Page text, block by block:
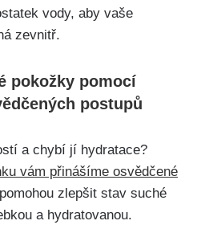
vody, aby vaše
zevnitř.
pokožky pomocí
postupů
a chybí jí hydratace?⁢
vám⁤ přinášíme osvědčené
zlepšit stav suché
​a hydratovanou.